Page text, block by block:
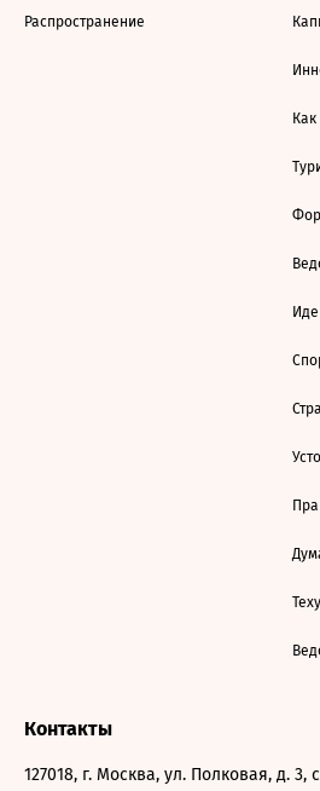
Распространение
Как
Контакты
127018, г. Москва, ул. Полковая, д. 3,